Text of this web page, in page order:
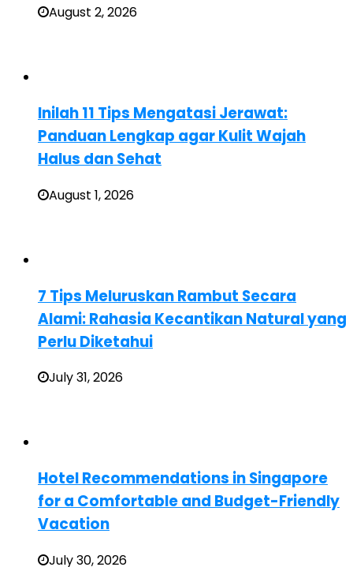
August 2, 2026
Inilah 11 Tips Mengatasi Jerawat:
Panduan Lengkap agar Kulit Wajah
Halus dan Sehat
August 1, 2026
7 Tips Meluruskan Rambut Secara
Alami: Rahasia Kecantikan Natural yang
Perlu Diketahui
July 31, 2026
Hotel Recommendations in Singapore
for a Comfortable and Budget-Friendly
Vacation
July 30, 2026